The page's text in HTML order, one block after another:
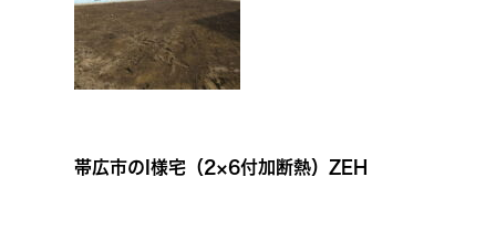
帯広市のI様宅（2×6付加断熱）ZEH